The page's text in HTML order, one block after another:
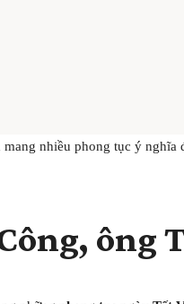
mang nhiều phong tục ý nghĩa
ông